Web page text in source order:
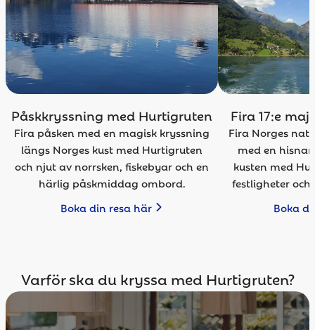
Påskkryssning med Hurtigruten
Fira påsken med en magisk kryssning
längs Norges kust med Hurtigruten
och njut av norrsken, fiskebyar och en
härlig påskmiddag ombord.
Boka din resa här
Fira 17:e
Fira Norges
med en
kusten med
festligheter
Boka
Varför ska du kryssa med Hurtigruten?